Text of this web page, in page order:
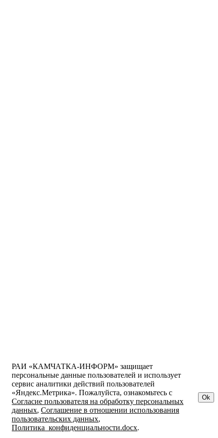
РАИ «КАМЧАТКА-ИНФОРМ» защищает
персональные данные пользователей и использует
сервис аналитики действий пользователей
«Яндекс.Метрика». Пожалуйста, ознакомьтесь с
Согласие пользователя на обработку персональных
данных,Соглашение в отношении использования
пользовательских данных,
Политика_конфиденциальности.docx.
Ok